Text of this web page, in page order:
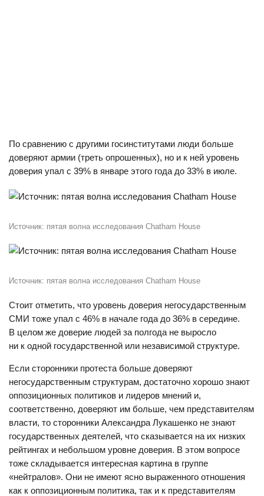
По сравнению с другими госинститутами люди больше
доверяют армии (треть опрошенных), но и к ней уровень
доверия упал с 39% в январе этого года до 33% в июле.
Источник: пятая волна исследования Chatham House
Источник: пятая волна исследования Chatham House
Стоит отметить, что уровень доверия негосударственным
СМИ тоже упал с 46% в начале года до 36% в середине.
В целом же доверие людей за полгода не выросло
ни к одной государственной или независимой структуре.
Если сторонники протеста больше доверяют
негосударственным структурам, достаточно хорошо знают
оппозиционных политиков и лидеров мнений и,
соответственно, доверяют им больше, чем представителям
власти, то сторонники Александра Лукашенко не знают
государственных деятелей, что сказывается на их низких
рейтингах и небольшом уровне доверия. В этом вопросе
тоже складывается интересная картина в группе
«нейтралов». Они не имеют ясно выраженного отношения
как к оппозиционным политика, так и к представителям